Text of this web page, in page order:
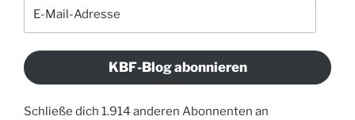
KBF-Blog abonnieren
Schließe dich 1.914 anderen Abonnenten an